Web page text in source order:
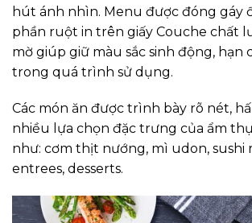
hút ánh nhìn. Menu được đóng gáy
phần ruột in trên giấy Couche chất
mờ giúp giữ màu sắc sinh động, hạn
trong quá trình sử dụng.
Các món ăn được trình bày rõ nét,
nhiều lựa chọn đặc trưng của ẩm
như: cơm thịt nướng, mì udon, sushi
entrees, desserts.